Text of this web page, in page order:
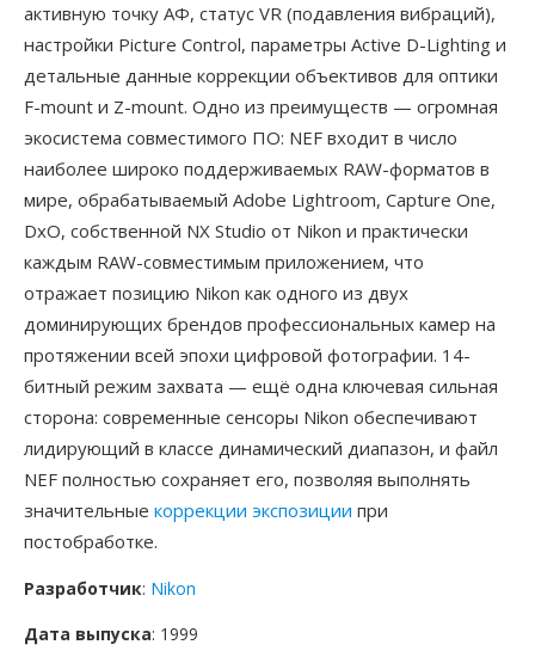
активную точку АФ, статус VR (подавления вибраций),
настройки Picture Control, параметры Active D-Lighting и
детальные данные коррекции объективов для оптики
F-mount и Z-mount. Одно из преимуществ — огромная
экосистема совместимого ПО: NEF входит в число
наиболее широко поддерживаемых RAW-форматов в
мире, обрабатываемый Adobe Lightroom, Capture One,
DxO, собственной NX Studio от Nikon и практически
каждым RAW-совместимым приложением, что
отражает позицию Nikon как одного из двух
доминирующих брендов профессиональных камер на
протяжении всей эпохи цифровой фотографии. 14-
битный режим захвата — ещё одна ключевая сильная
сторона: современные сенсоры Nikon обеспечивают
лидирующий в классе динамический диапазон, и файл
NEF полностью сохраняет его, позволяя выполнять
значительные коррекции экспозиции при
постобработке.
Разработчик: Nikon
Дата выпуска: 1999